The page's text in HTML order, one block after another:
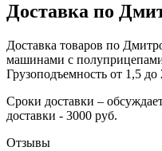
Доставка по
Доставка товаров по
машинами с
Грузоподъемность от 1,5 до
Сроки доставки –
доставки - 3000 руб.
Отзывы